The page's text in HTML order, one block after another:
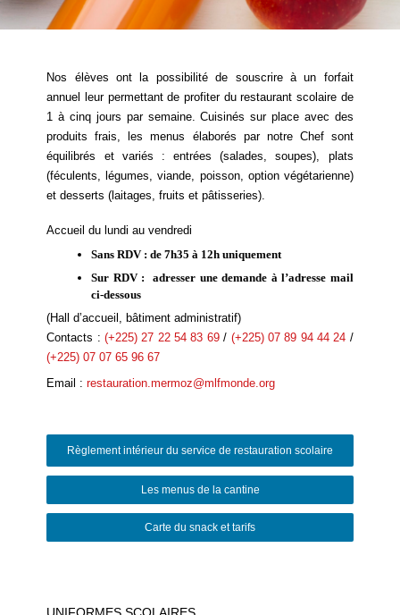
Nos élèves ont la possibilité de souscrire à un forfait
annuel leur permettant de profiter du restaurant scolaire de
1 à cinq jours par semaine. Cuisinés sur place avec des
produits frais, les menus élaborés par notre Chef sont
équilibrés et variés : entrées (salades, soupes), plats
(féculents, légumes, viande, poisson, option végétarienne)
et desserts (laitages, fruits et pâtisseries).
Accueil du lundi au vendredi
Sans RDV : de 7h35 à 12h uniquement
Sur RDV : adresser une demande à l’adresse mail
ci-dessous
(Hall d’accueil, bâtiment administratif)
Contacts :(+225) 27 22 54 83 69/ (+225) 07 89 94 44 24 /
(+225) 07 07 65 96 67
Email :restauration.mermoz@mlfmonde.org
Règlement intérieur du service de restauration scolaire
Les menus de la cantine
Carte du snack et tarifs